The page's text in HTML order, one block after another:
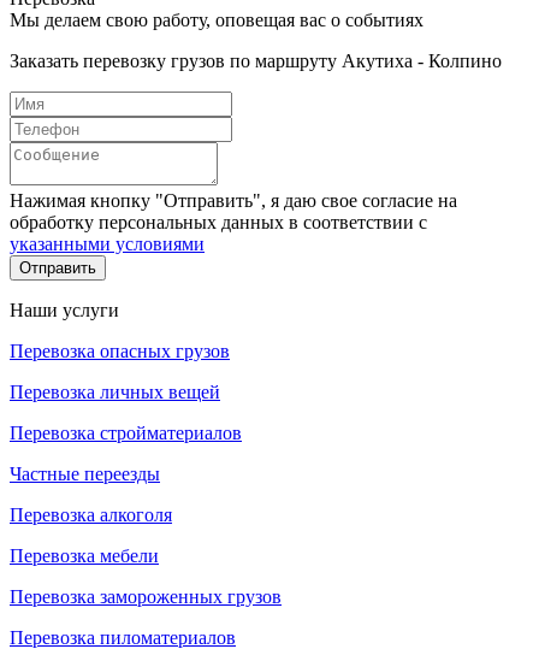
Мы делаем свою работу, оповещая вас о событиях
Заказать перевозку грузов по маршруту Акутиха - Колпино
Нажимая кнопку "Отправить", я даю свое согласие на
обработку персональных данных в соответствии с
указанными условиями
Отправить
Наши услуги
Перевозка опасных грузов
Перевозка личных вещей
Перевозка стройматериалов
Частные переезды
Перевозка алкоголя
Перевозка мебели
Перевозка замороженных грузов
Перевозка пиломатериалов